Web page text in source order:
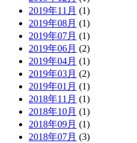
2019年11月 (1)
2019年08月 (1)
2019年07月 (1)
2019年06月 (2)
2019年04月 (1)
2019年03月 (2)
2019年01月 (1)
2018年11月 (1)
2018年10月 (1)
2018年09月 (1)
2018年07月 (3)